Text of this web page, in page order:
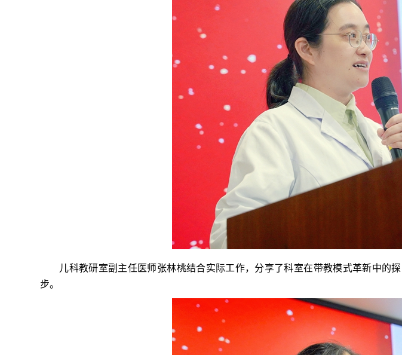
儿科教研室副主任医师张林桃结合实际工作，分享了科室在带教模式革新中的
步。